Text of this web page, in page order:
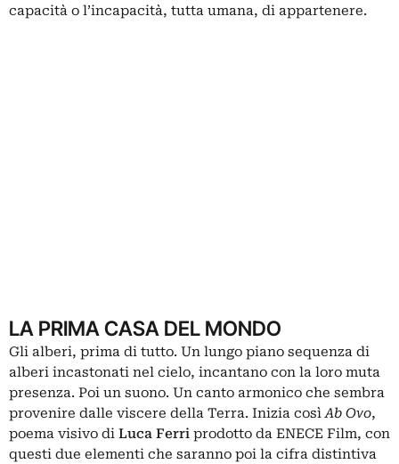
capacità o l’incapacità, tutta umana, di appartenere.
LA PRIMA CASA DEL MONDO
Gli alberi, prima di tutto. Un lungo piano sequenza di
alberi incastonati nel cielo, incantano con la loro muta
presenza. Poi un suono. Un canto armonico che sembra
provenire dalle viscere della Terra. Inizia cosìAb Ovo,
poema visivo di Luca Ferri prodotto da ENECE Film, con
questi due elementi che saranno poi la cifra distintiva